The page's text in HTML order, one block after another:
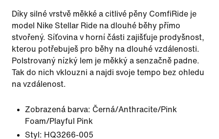
Díky silné vrstvě měkké a citlivé pěny ComfiRide je
model Nike Stellar Ride na dlouhé běhy přímo
stvořený. Síťovina v horní části zajišťuje prodyšnost,
kterou potřebuješ pro běhy na dlouhé vzdálenosti.
Polstrovaný nízký lem je měkký a senzačně padne.
Tak do nich vklouzni a najdi svoje tempo bez ohledu
na vzdálenost.
Zobrazená barva: Černá/Anthracite/Pink
Foam/Playful Pink
Styl: HQ3266-005